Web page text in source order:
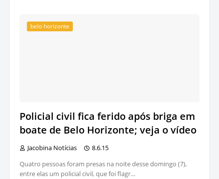
belo horizonte
Policial civil fica ferido após briga em
boate de Belo Horizonte; veja o vídeo
Jacobina Notícias
8.6.15
Quatro pessoas foram presas na noite desse domingo (7),
entre elas um policial civil, que foi flagr…